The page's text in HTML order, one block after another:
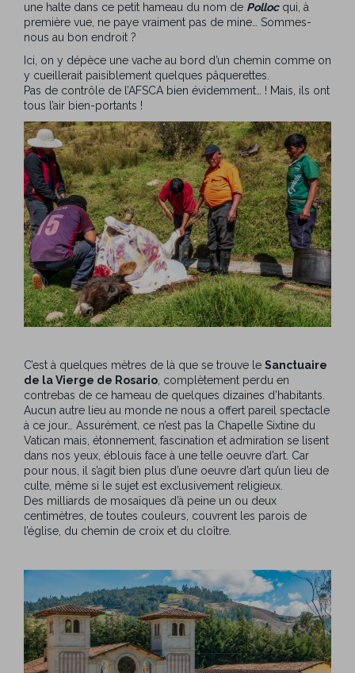
une halte dans ce petit hameau du nom de Pollocqui, à
première vue, ne paye vraiment pas de mine… Sommes-
nous au bon endroit ?
Ici, on y dépèce une vache au bord d’un chemin comme on
y cueillerait paisiblement quelques pâquerettes.
Pas de contrôle de l’AFSCA bien évidemment… ! Mais, ils ont
tous l’air bien-portants !
C’est à quelques mètres de là que se trouve le Sanctuaire
de la Vierge de Rosario , complètement perdu en
contrebas de ce hameau de quelques dizaines d’habitants.
Aucun autre lieu au monde ne nous a offert pareil spectacle
à ce jour… Assurément, ce n’est pas la Chapelle Sixtine du
Vatican mais, étonnement, fascination et admiration se lisent
dans nos yeux, éblouis face à une telle oeuvre d’art. Car
pour nous, il s’agit bien plus d’une oeuvre d’art qu’un lieu de
culte, même si le sujet est exclusivement religieux.
Des milliards de mosaïques d’à peine un ou deux
centimètres, de toutes couleurs, couvrent les parois de
l’église, du chemin de croix et du cloître.